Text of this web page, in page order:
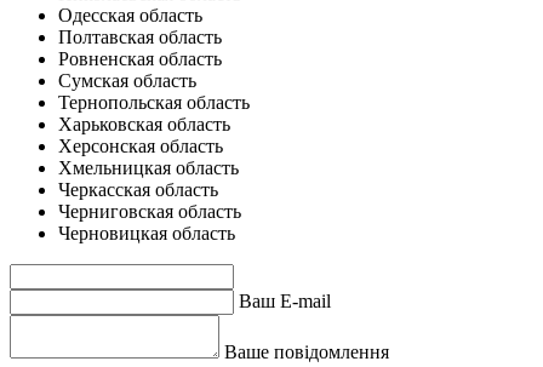
Одесская область
Полтавская область
Ровненская область
Сумская область
Тернопольская область
Харьковская область
Херсонская область
Хмельницкая область
Черкасская область
Черниговская область
Черновицкая область
Ваш E-mail
Ваше повідомлення